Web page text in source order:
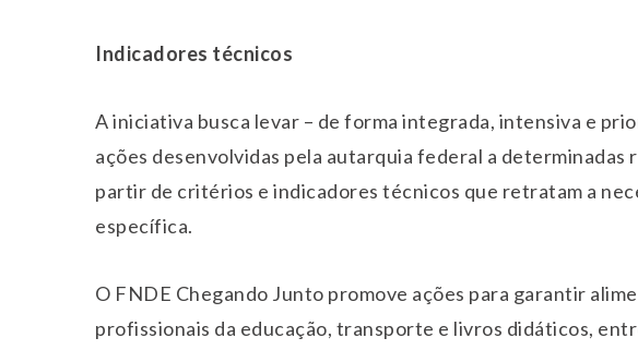
Indicadores técnicos
A iniciativa busca levar – de forma integrada, intensiva e
ações desenvolvidas pela autarquia federal a determinadas
partir de critérios e indicadores técnicos que retratam a
específica.
O FNDE Chegando Junto promove ações para garantir
profissionais da educação, transporte e livros didáticos,